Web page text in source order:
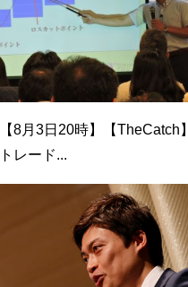
【8月3日20時】【TheCatch】
トレード...